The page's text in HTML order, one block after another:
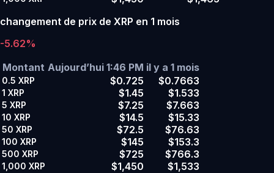
changement de prix de XRP en 1 mois
-5.62%
Montant Aujourd’hui 1:46 PM il y a 1 mois
0.5 XRP $0.725 $0.7663
1 XRP $1.45 $1.533
5 XRP $7.25 $7.663
10 XRP $14.5 $15.33
50 XRP $72.5 $76.63
100 XRP $145 $153.3
500 XRP $725 $766.3
1,000 XRP $1,450
$1,533